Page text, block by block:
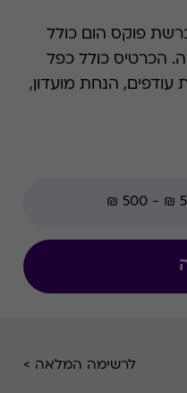
פוקס הום כולל
כפל מבצעים והנחות סוף עונה. הכרטיס כולל כפל
עודפים, הנחת מועדון,
לרשימה המלאה >